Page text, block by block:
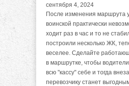
сентября 4, 2024
После изменения маршрута
воинской практически
ходит раз в час и то не
построили несколько ЖК,
веселее. Сделайте
в маршрутке, чтобы
всю "кассу" себе и тогда
перевозчику станет